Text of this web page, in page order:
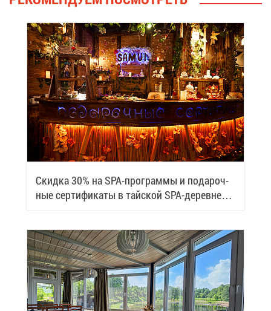
Скид­ка 30% на SPA-про­грам­мы и по­да­роч­
ные сер­ти­фи­ка­ты в тай­ской SPA-де­ревне
Samui